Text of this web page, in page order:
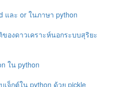
และ or ในภาษา python
องดาวเคราะห์นอกระบบสุริยะ
ใน python
จ็กต์ใน python ด้วย pickle